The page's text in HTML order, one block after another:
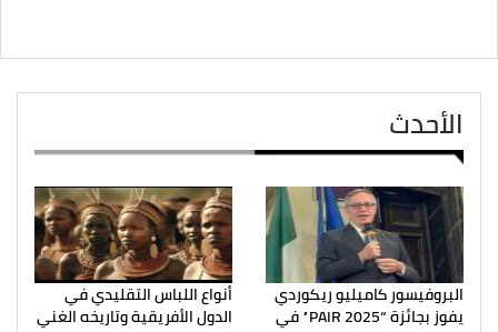
الأحدث
البروفيسور كاميليو ريكوردي
يفوز بجائزة “PAIR 2025” في
أنواع اللباس التقليدي في
الدول الأفريقية وتاريخه الغني